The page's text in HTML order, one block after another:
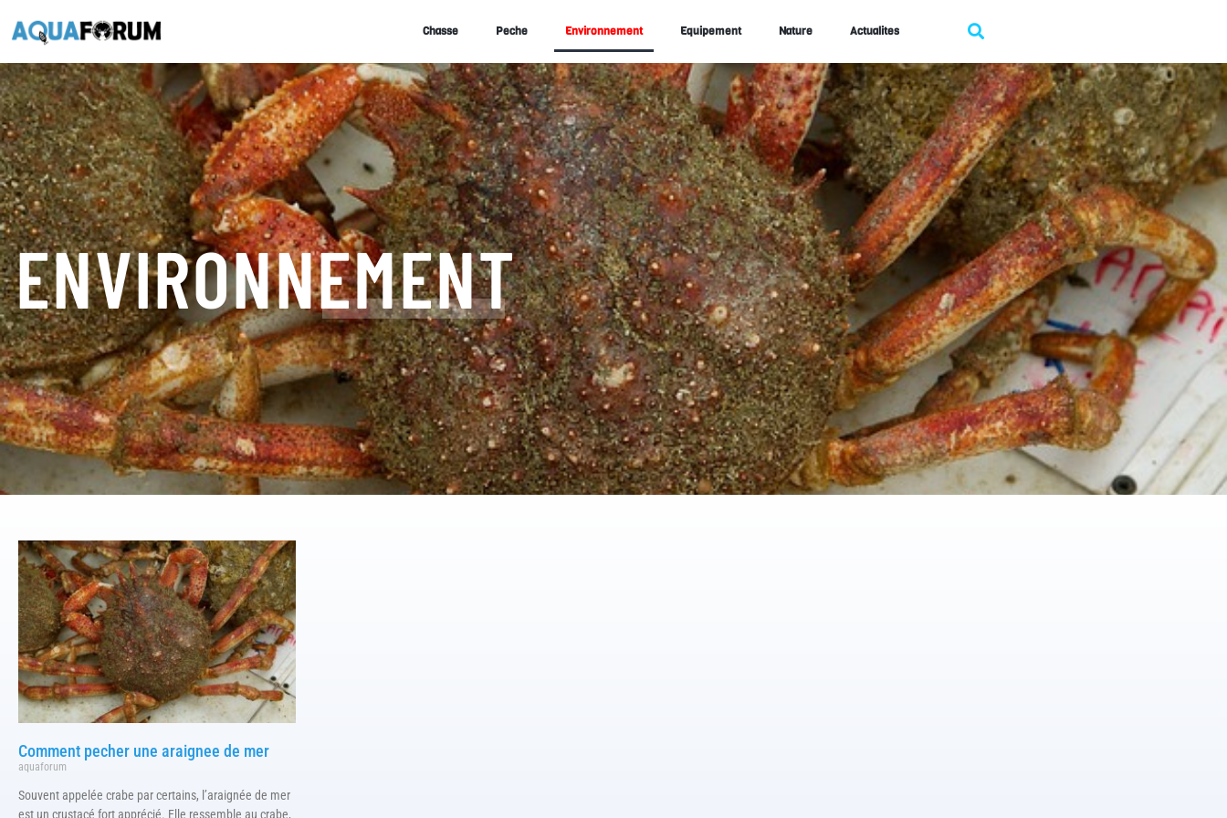
Chasse Peche Environnement Equipement Nature Actualites
ENVIRONNEMENT
Comment pecher une araignee de mer
aquaforum
Souvent appelée crabe par certains, l’araignée de mer
est un crustacé fort apprécié. Elle ressemble au crabe,